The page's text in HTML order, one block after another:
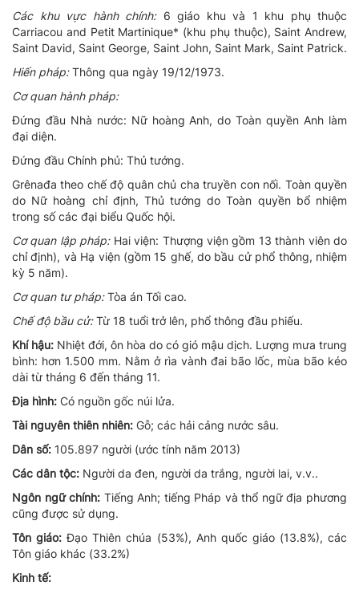
Các khu vực hành chính:6 giáo khu và 1 khu phụ thuộc
Carriacou and Petit Martinique* (khu phụ thuộc), Saint Andrew,
Saint David, Saint George, Saint John, Saint Mark, Saint Patrick.
Hiến pháp:Thông qua ngày 19/12/1973.
Cơ quan hành pháp:
Đứng đầu Nhà nước: Nữ hoàng Anh, do Toàn quyền Anh làm
đại diện.
Đứng đầu Chính phủ: Thủ tướng.
Grênađa theo chế độ quân chủ cha truyền con nối. Toàn quyền
do Nữ hoàng chỉ định, Thủ tướng do Toàn quyền bổ nhiệm
trong số các đại biểu Quốc hội.
Cơ quan lập pháp: Hai viện: Thượng viện gồm 13 thành viên do
chỉ định), và Hạ viện (gồm 15 ghế, do bầu cử phổ thông, nhiệm
kỳ 5 năm).
Cơ quan tư pháp:Tòa án Tối cao.
Chế độ bầu cử:Từ 18 tuổi trở lên, phổ thông đầu phiếu.
Khí hậu: Nhiệt đới, ôn hòa do có gió mậu dịch. Lượng mưa trung
bình: hơn 1.500 mm. Nằm ở rìa vành đai bão lốc, mùa bão kéo
dài từ tháng 6 đến tháng 11.
Địa hình: Có nguồn gốc núi lửa.
Tài nguyên thiên nhiên: Gỗ; các hải cảng nước sâu.
Dân số: 105.897 người (ước tính năm 2013)
Các dân tộc: Người da đen, người da trắng, người lai, v.v..
Ngôn ngữ chính: Tiếng Anh; tiếng Pháp và thổ ngữ địa phương
cũng được sử dụng.
Tôn giáo: Đạo Thiên chúa (53%), Anh quốc giáo (13.8%), các
Tôn giáo khác (33.2%)
Kinh tế: